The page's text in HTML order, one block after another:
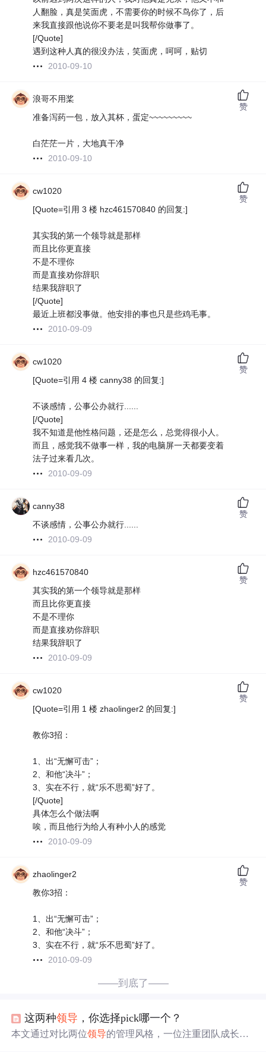
人翻脸，真是笑面虎，不需要你的时候不鸟你了，后
来我直接跟他说你不要老是叫我帮你做事了。
[/Quote]
遇到这种人真的很没办法，笑面虎，呵呵，贴切
2010-09-10
浪哥不用桨
准备泻药一包，放入其杯，蛋定~~~~~~~~~
白茫茫一片，大地真干净
2010-09-10
赞
cw1020
[Quote=引用 3 楼 hzc461570840 的回复:]
其实我的第一个领导就是那样
而且比你更直接
不是不理你
而是直接劝你辞职
结果我辞职了
[/Quote]
最近上班都没事做。他安排的事也只是些鸡毛事。
2010-09-09
赞
cw1020
[Quote=引用 4 楼 canny38 的回复:]
不谈感情，公事公办就行......
[/Quote]
我不知道是他性格问题，还是怎么，总觉得很小人。
而且，感觉我不做事一样，我的电脑屏一天都要变着
法子过来看几次。
2010-09-09
赞
canny38
不谈感情，公事公办就行......
2010-09-09
赞
hzc461570840
其实我的第一个领导就是那样
而且比你更直接
不是不理你
而是直接劝你辞职
结果我辞职了
2010-09-09
赞
cw1020
[Quote=引用 1 楼 zhaolinger2 的回复:]
教你3招：
1、出“无懈可击”；
2、和他“决斗”；
3、实在不行，就“乐不思蜀”好了。
[/Quote]
具体怎么个做法啊
唉，而且他行为给人有种小人的感觉
2010-09-09
赞
zhaolinger2
教你3招：
1、出“无懈可击”；
2、和他“决斗”；
3、实在不行，就“乐不思蜀”好了。
2010-09-09
赞
——到底了——
这两种领导 ，你选择pick哪一个？
本文通过对比两位领导的管理风格，一位注重团队成长和